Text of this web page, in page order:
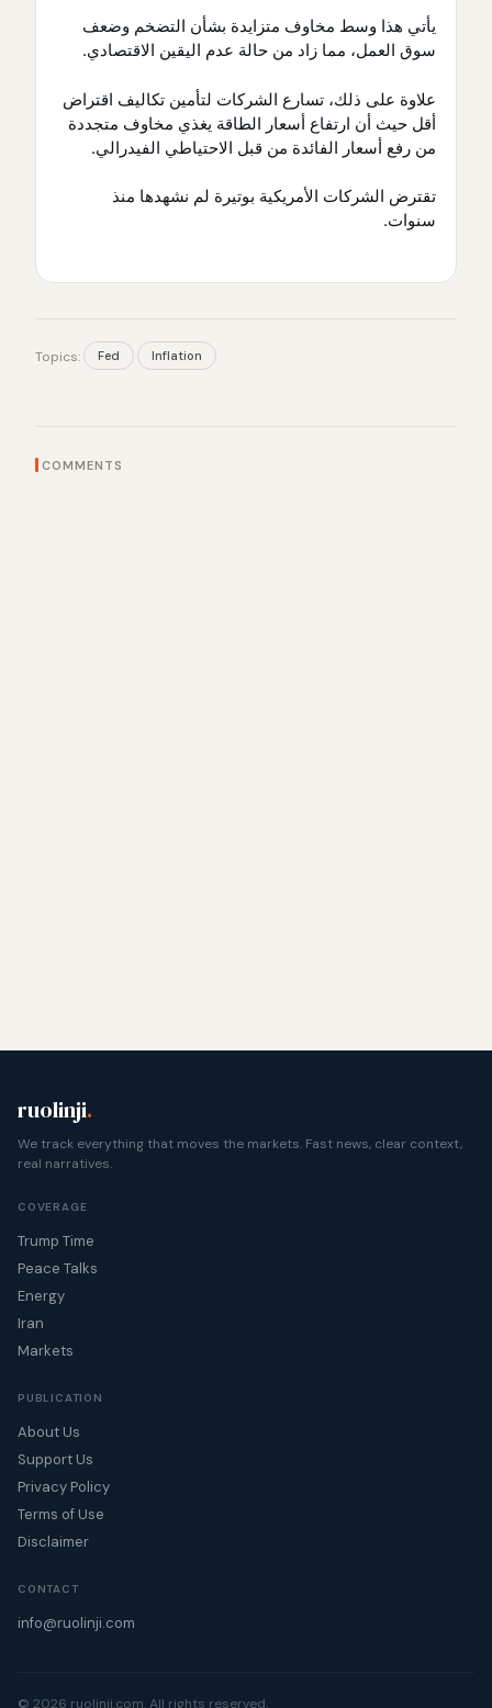
يأتي هذا وسط مخاوف متزايدة بشأن التضخم وضعف
سوق العمل، مما زاد من حالة عدم اليقين الاقتصادي.
علاوة على ذلك، تسارع الشركات لتأمين تكاليف اقتراض
أقل حيث أن ارتفاع أسعار الطاقة يغذي مخاوف متجددة
من رفع أسعار الفائدة من قبل الاحتياطي الفيدرالي.
تقترض الشركات الأمريكية بوتيرة لم نشهدها منذ
سنوات.
Topics: Fed Inflation
COMMENTS
ruolinji.
We track everything that moves the markets. Fast news, clear context,
real narratives.
COVERAGE
Trump Time
Peace Talks
Energy
Iran
Markets
PUBLICATION
About Us
Support Us
Privacy Policy
Terms of Use
Disclaimer
CONTACT
info@ruolinji.com
© 2026 ruolinji.com. All rights reserved.